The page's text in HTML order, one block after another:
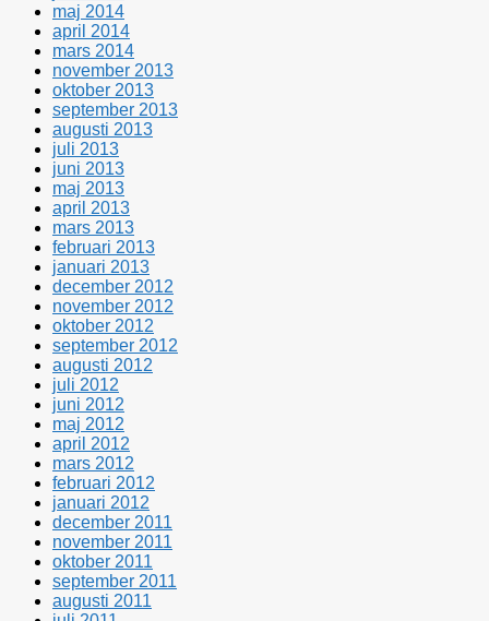
maj 2014
april 2014
mars 2014
november 2013
oktober 2013
september 2013
augusti 2013
juli 2013
juni 2013
maj 2013
april 2013
mars 2013
februari 2013
januari 2013
december 2012
november 2012
oktober 2012
september 2012
augusti 2012
juli 2012
juni 2012
maj 2012
april 2012
mars 2012
februari 2012
januari 2012
december 2011
november 2011
oktober 2011
september 2011
augusti 2011